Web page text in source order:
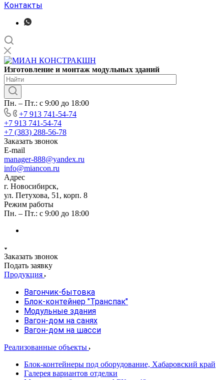
Контакты
Изготовление и монтаж модульных зданий
Пн. – Пт.: с 9:00 до 18:00
+7 913 741-54-74
+7 913 741-54-74
+7 (383) 288-56-78
Заказать звонок
E-mail
manager-888@yandex.ru
info@miancon.ru
Адрес
г. Новосибирск,
ул. Петухова, 51, корп. 8
Режим работы
Пн. – Пт.: с 9:00 до 18:00
Заказать звонок
Подать заявку
Продукция
Вагончик-бытовка
Блок-контейнер "Транспак"
Модульные здания
Вагон-дом на санях
Вагон-дом на шасси
Реализованные объекты
Блок-контейнеры под оборудование, Хабаровский край
Галерея вариантов отделки